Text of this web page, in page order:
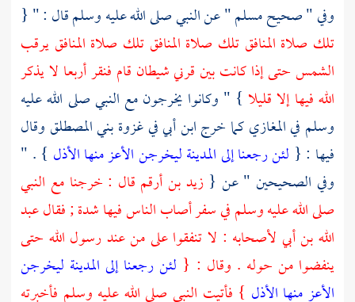
وفي " صحيحمسلم" عن النبي صلى الله عليه وسلم قال : " {
تلك صلاة المنافق تلك صلاة المنافق تلك صلاة المنافق يرقب
الشمس حتى إذا كانت بين قرني شيطان قام فنقر أربعا لا يذكر
الله فيها إلا قليلا } " وكانوا يخرجون مع النبي صلى الله عليه
وسلم في المغازي كما خرجابن أبيفي غزوةبني المصطلقوقال
فيها : { لئن رجعنا إلى المدينة ليخرجن الأعز منها الأذل } . "
وفي الصحيحين " عن {زيد بن أرقم قال : خرجنا مع النبي
صلى الله عليه وسلم في سفر أصاب الناس فيها شدة ; فقالعبد
الله بن أبي لأصحابه : لا تنفقوا على من عند رسول الله حتى
ينفضوا من حوله . وقال : { لئن رجعنا إلى المدينة ليخرجن
الأعز منها الأذل } فأتيت النبي صلى الله عليه وسلم فأخبرته